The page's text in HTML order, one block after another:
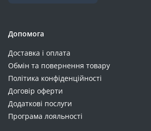
Допомога
Доставка і оплата
Обмін та повернення товару
Політика конфіденційності
Договір оферти
Додаткові послуги
Програма лояльності